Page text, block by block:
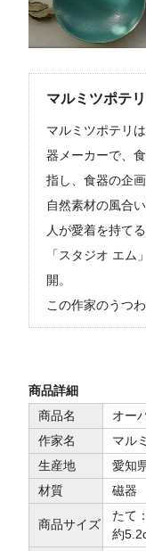
マルミツポテリ
マルミツポテリ
器メーカーで、
指し、食器の企
自然素材の風合
人が愛着を持て
「スタジオ エム
開。
この作家のうつ
商品詳細
商品名
オー
作家名
マル
生産地
愛知
材質
磁器
商品サイズ
たて
約